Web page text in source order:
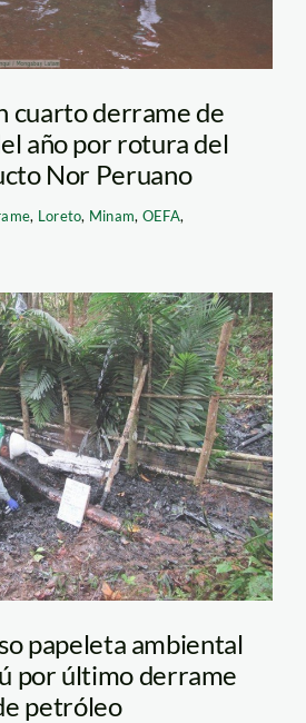
cuarto derrame de
año por rotura del
Nor Peruano
, Loreto, Minam, OEFA,
OEFA
papeleta ambiental
por último derrame
petróleo